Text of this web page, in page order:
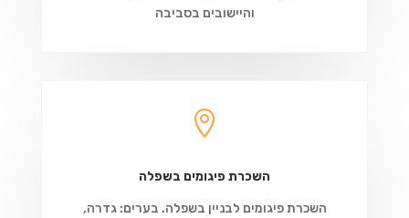
והיישובים בסביבה

השכרת פיגומים בשפלה
השכרת פיגומים לבניין בשפלה. בערים: גדרה,